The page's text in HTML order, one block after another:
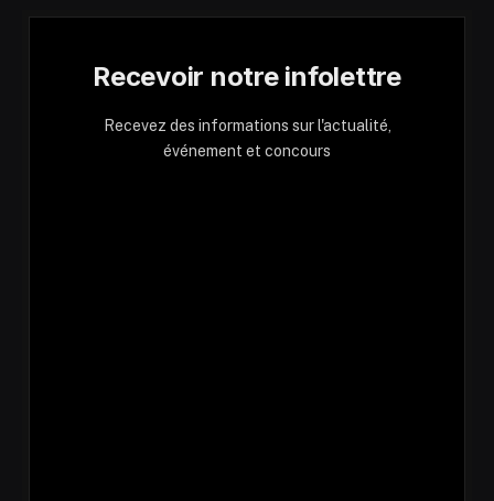
Recevoir notre infolettre
Recevez des informations sur l'actualité,
événement et concours